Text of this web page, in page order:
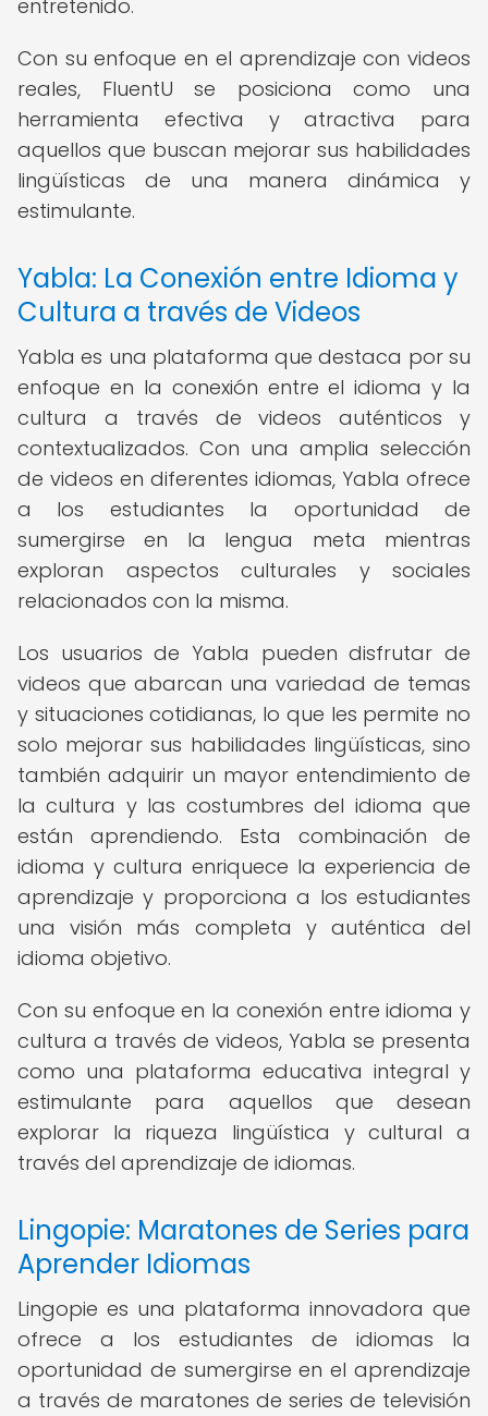
entretenido.
Con su enfoque en el aprendizaje con videos
reales, FluentU se posiciona como una
herramienta efectiva y atractiva para
aquellos que buscan mejorar sus habilidades
lingüísticas de una manera dinámica y
estimulante.
Yabla: La Conexión entre Idioma y
Cultura a través de Videos
Yabla es una plataforma que destaca por su
enfoque en la conexión entre el idioma y la
cultura a través de videos auténticos y
contextualizados. Con una amplia selección
de videos en diferentes idiomas, Yabla ofrece
a los estudiantes la oportunidad de
sumergirse en la lengua meta mientras
exploran aspectos culturales y sociales
relacionados con la misma.
Los usuarios de Yabla pueden disfrutar de
videos que abarcan una variedad de temas
y situaciones cotidianas, lo que les permite no
solo mejorar sus habilidades lingüísticas, sino
también adquirir un mayor entendimiento de
la cultura y las costumbres del idioma que
están aprendiendo. Esta combinación de
idioma y cultura enriquece la experiencia de
aprendizaje y proporciona a los estudiantes
una visión más completa y auténtica del
idioma objetivo.
Con su enfoque en la conexión entre idioma y
cultura a través de videos, Yabla se presenta
como una plataforma educativa integral y
estimulante para aquellos que desean
explorar la riqueza lingüística y cultural a
través del aprendizaje de idiomas.
Lingopie: Maratones de Series para
Aprender Idiomas
Lingopie es una plataforma innovadora que
ofrece a los estudiantes de idiomas la
oportunidad de sumergirse en el aprendizaje
a través de maratones de series de televisión